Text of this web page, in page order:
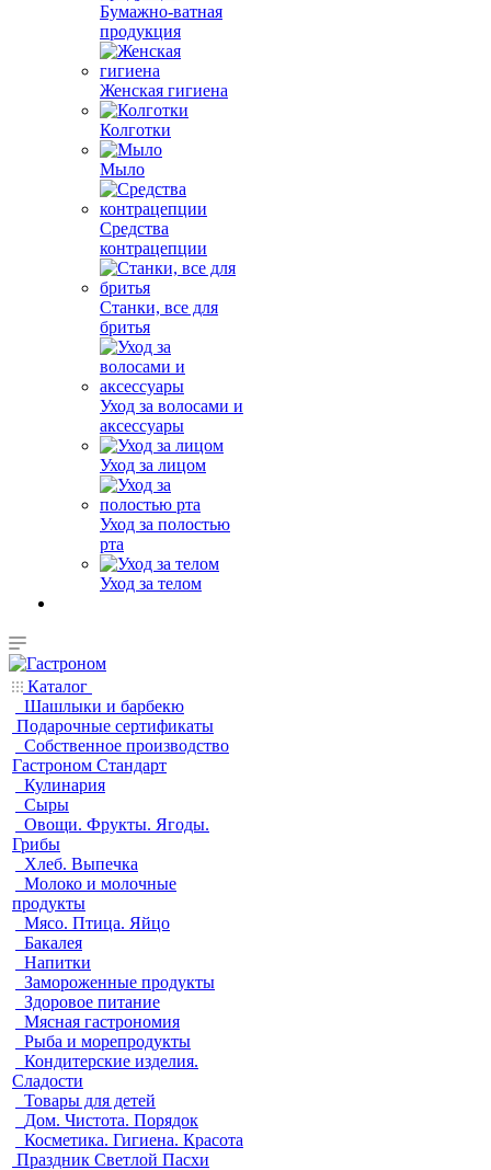
Бумажно-ватная
продукция
Женская гигиена
Колготки
Мыло
Средства
контрацепции
Станки, все для
бритья
Уход за волосами и
аксессуары
Уход за лицом
Уход за полостью
рта
Уход за телом
Каталог
Шашлыки и барбекю
Подарочные сертификаты
Собственное производство
Гастроном Стандарт
Кулинария
Сыры
Овощи. Фрукты. Ягоды.
Грибы
Хлеб. Выпечка
Молоко и молочные
продукты
Мясо. Птица. Яйцо
Бакалея
Напитки
Замороженные продукты
Здоровое питание
Мясная гастрономия
Рыба и морепродукты
Кондитерские изделия.
Сладости
Товары для детей
Дом. Чистота. Порядок
Косметика. Гигиена. Красота
Праздник Светлой Пасхи